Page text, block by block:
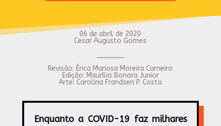
06 de abril de 2020
Cesar Augusto Gomes
Revisão: Érica Mariosa Moreira Carneiro
Edição: Maurílio Bonora Junior
Arte: Carolina Frandsen P. Costa
Enquanto a COVID-19 faz milhares